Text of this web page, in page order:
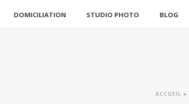
DOMICILIATION STUDIO PHOTO BLOG
ACCUEIL »